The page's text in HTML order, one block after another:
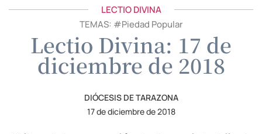
LECTIO DIVINA
TEMAS: #Piedad Popular
Lectio Divina: 17 de
diciembre de 2018
DIÓCESIS DE TARAZONA
17 de diciembre de 2018